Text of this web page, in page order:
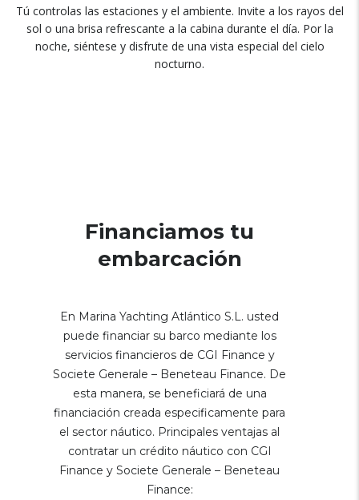
Tú controlas las estaciones y el ambiente. Invite a los rayos del
sol o una brisa refrescante a la cabina durante el día. Por la
noche, siéntese y disfrute de una vista especial del cielo
nocturno.
Financiamos tu
embarcación
En Marina Yachting Atlántico S.L. usted
puede financiar su barco mediante los
servicios financieros de CGI Finance y
Societe Generale – Beneteau Finance. De
esta manera, se beneficiará de una
financiación creada especificamente para
el sector náutico. Principales ventajas al
contratar un crédito náutico con CGI
Finance y Societe Generale – Beneteau
Finance: